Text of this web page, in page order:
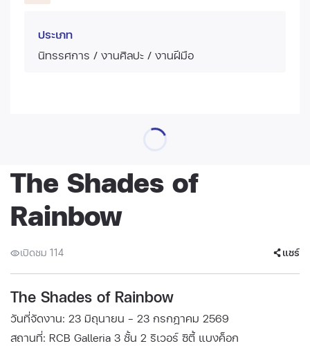
ประเภท
นิทรรศการ / งานศิลปะ / งานฝีมือ
The Shades of
Rainbow
เปิดชม 114 แชร์
The Shades of Rainbow
วันที่จัดงาน: 23 มิถุนายน - 23 กรกฎาคม 2569
สถานที่: RCB Galleria 3 ชั้น 2 ริเวอร์ ซิตี้ แบงค็อก